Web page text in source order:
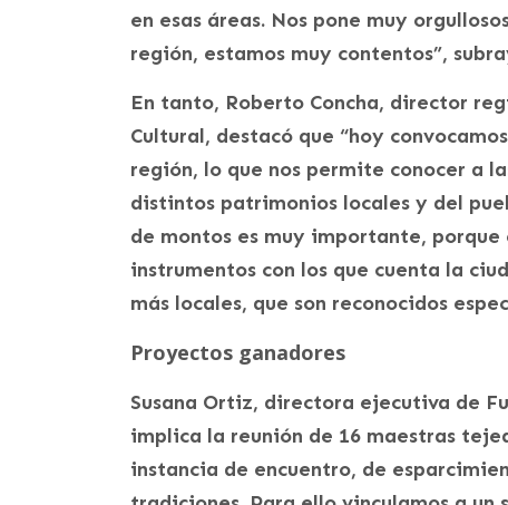
en esas áreas. Nos pone muy
región, estamos muy contentos”,
En tanto, Roberto Concha, director
Cultural, destacó que “hoy
región, lo que nos permite conocer a
distintos patrimonios locales y del
de montos es muy importante,
instrumentos con los que cuenta la
más locales, que son reconocidos
Proyectos ganadores
Susana Ortiz, directora ejecutiva de
implica la reunión de 16 maestras
instancia de encuentro, de